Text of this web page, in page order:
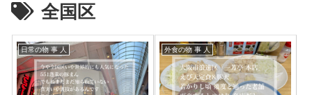
全国区
日常の物 事 人 外食の物 事 人